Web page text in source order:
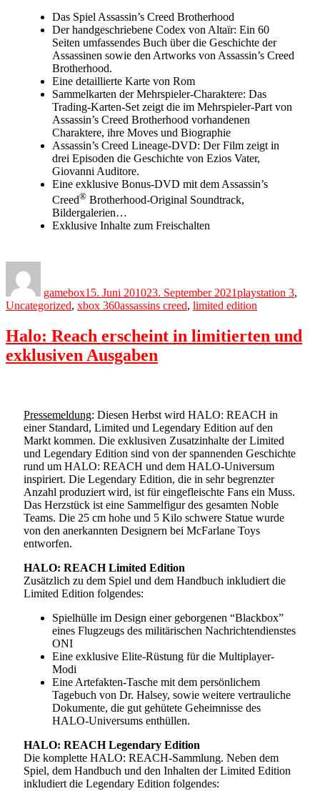
Das Spiel Assassin’s Creed Brotherhood
Der handgeschriebene Codex von Altaïr: Ein 60
Seiten umfassendes Buch über die Geschichte der
Assassinen sowie den Artworks von Assassin’s Creed
Brotherhood.
Eine detaillierte Karte von Rom
Sammelkarten der Mehrspieler-Charaktere: Das
Trading-Karten-Set zeigt die im Mehrspieler-Part von
Assassin’s Creed Brotherhood vorhandenen
Charaktere, ihre Moves und Biographie
Assassin’s Creed Lineage-DVD: Der Film zeigt in
drei Episoden die Geschichte von Ezios Vater,
Giovanni Auditore.
Eine exklusive Bonus-DVD mit dem Assassin’s
Creed® Brotherhood-Original Soundtrack,
Bildergalerien…
Exklusive Inhalte zum Freischalten
gamebox15. Juni 201023. September 2021playstation 3,
Uncategorized, xbox 360Tags
assassins creed, limited edition
Halo: Reach erscheint in limitierten und
exklusiven Ausgaben
Pressemeldung: Diesen Herbst wird HALO: REACH in
einer Standard, Limited und Legendary Edition auf den
Markt kommen. Die exklusiven Zusatzinhalte der Limited
und Legendary Edition sind von der spannenden Geschichte
rund um HALO: REACH und dem HALO-Universum
inspiriert. Die Legendary Edition, die in sehr begrenzter
Anzahl produziert wird, ist für eingefleischte Fans ein Muss.
Das Herzstück ist eine Sammelfigur des gesamten Noble
Teams. Die 25 cm hohe und 5 Kilo schwere Statue wurde
von den anerkannten Designern bei McFarlane Toys
entworfen.
HALO: REACH Limited Edition
Zusätzlich zu dem Spiel und dem Handbuch inkludiert die
Limited Edition folgendes:
Spielhülle im Design einer geborgenen “Blackbox”
eines Flugzeugs des militärischen Nachrichtendienstes
ONI
Eine exklusive Elite-Rüstung für die Multiplayer-
Modi
Eine Artefakten-Tasche mit dem persönlichem
Tagebuch von Dr. Halsey, sowie weitere vertrauliche
Dokumente, die gut gehütete Geheimnisse des
HALO-Universums enthüllen.
HALO: REACH Legendary Edition
Die komplette HALO: REACH-Sammlung. Neben dem
Spiel, dem Handbuch und den Inhalten der Limited Edition
inkludiert die Legendary Edition folgendes: